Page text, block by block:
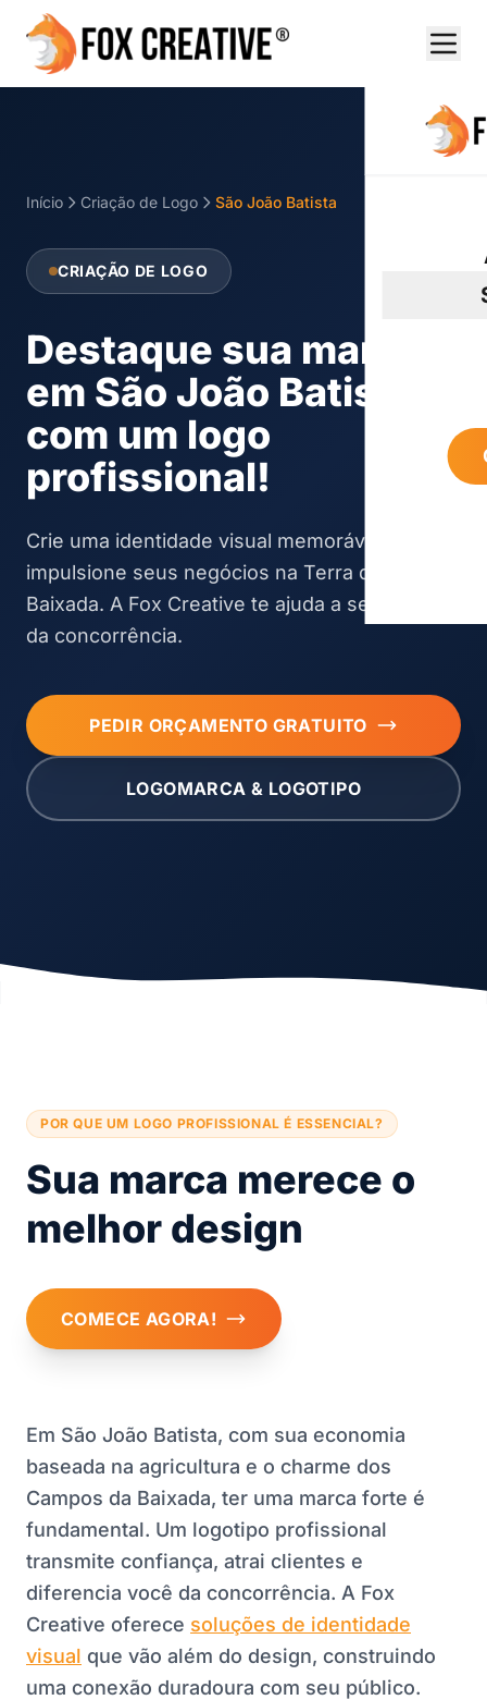
Início Criação de Logo São João Batista
CRIAÇÃO DE LOGO
Destaque sua marca
em São João Batista
com um logo
profissional!
Crie uma identidade visual memorável que
impulsione seus negócios na Terra da
Baixada. A Fox Creative te ajuda a se destacar
da concorrência.
PEDIR ORÇAMENTO GRATUITO
LOGOMARCA & LOGOTIPO
POR QUE UM LOGO PROFISSIONAL É ESSENCIAL?
Sua marca merece o
melhor design
COMECE AGORA!
Em São João Batista, com sua economia
baseada na agricultura e o charme dos
Campos da Baixada, ter uma marca forte é
fundamental. Um logotipo profissional
transmite confiança, atrai clientes e
diferencia você da concorrência. A Fox
Creative oferece soluções de identidade
visual que vão além do design, construindo
uma conexão duradoura com seu público.